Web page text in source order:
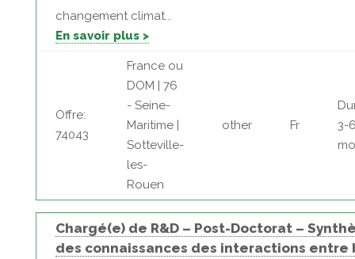
changement climat...
En savoir plus >
Offre:
74043
France ou
DOM | 76
- Seine-
Maritime |
Sotteville-
les-
Rouen
other Fr
3-
Chargé(e) de R&D – Post-Doctorat –
des connaissances des interactions entre